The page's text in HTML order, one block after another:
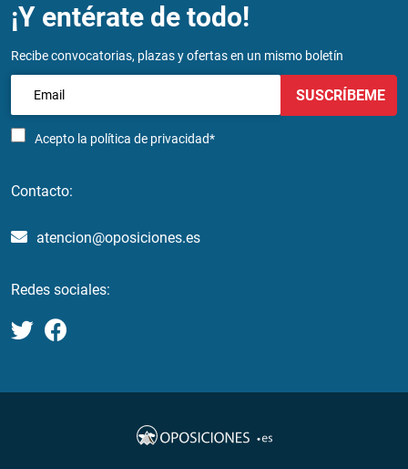
¡Y entérate de todo!
Recibe convocatorias, plazas y ofertas en un mismo boletín
Acepto la política de privacidad*
SUSCRÍBEME
Contacto:
atencion@oposiciones.es
Redes sociales: